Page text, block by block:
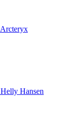
Arcteryx
Helly Hansen